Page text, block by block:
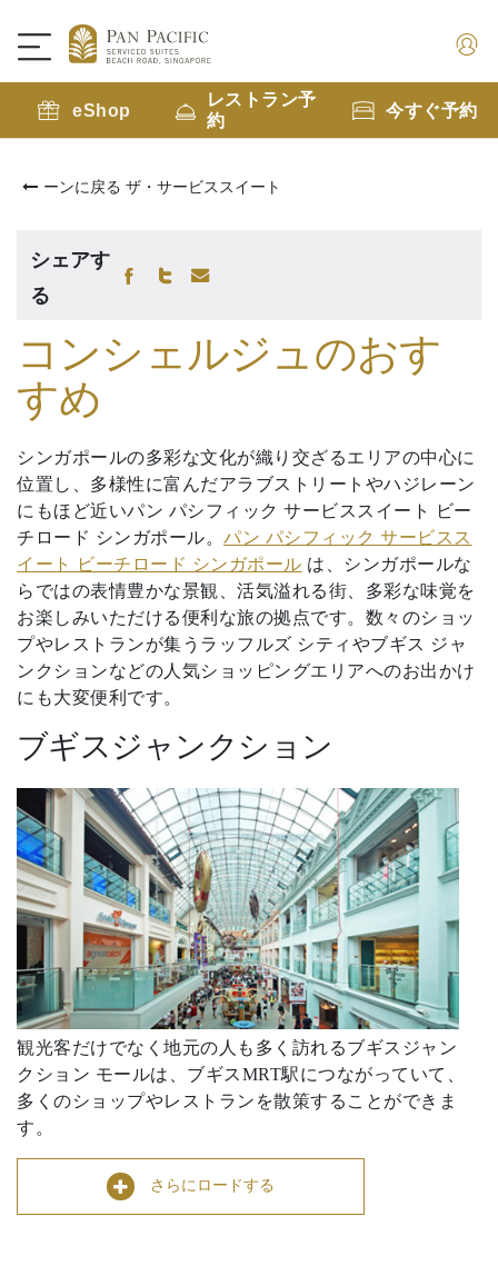
eShop
レストラン予
約
今すぐ予約
ーンに戻る ザ・サービススイート
シェアす
る
コンシェルジュのおす
すめ
シンガポールの多彩な文化が織り交ざるエリアの中心に
位置し、多様性に富んだアラブストリートやハジレーン
にもほど近いパン パシフィック サービススイート ビー
チロード シンガポール。 パン パシフィック サービスス
イート ビーチロード シンガポール は、シンガポールな
らではの表情豊かな景観、活気溢れる街、多彩な味覚を
お楽しみいただける便利な旅の拠点です。数々のショッ
プやレストランが集うラッフルズ シティやブギス ジャ
ンクションなどの人気ショッピングエリアへのお出かけ
にも大変便利です。
ブギスジャンクション
観光客だけでなく地元の人も多く訪れるブギスジャン
クション モールは、ブギスMRT駅につながっていて、
多くのショップやレストランを散策することができま
す。
さらにロードする